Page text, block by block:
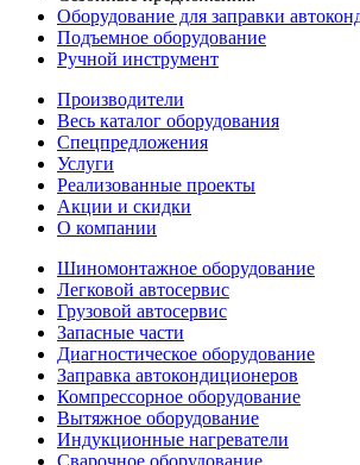
Оборудование для заправки
Подъемное оборудование
Ручной инструмент
Производители
Весь каталог оборудования
Спецпредложения
Услуги
Реализованные проекты
Акции и скидки
О компании
Шиномонтажное оборудование
Легковой автосервис
Грузовой автосервис
Запасные части
Диагностическое оборудование
Заправка автокондиционеров
Компрессорное оборудование
Вытяжное оборудование
Индукционные нагреватели
Сварочное оборудование